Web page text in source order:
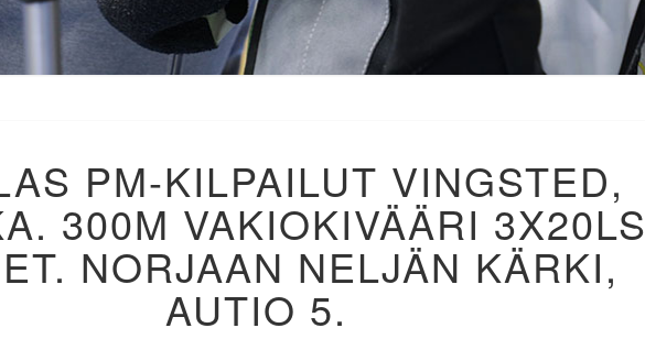
PM-
KILPAILUT
VINGSTED,
TANSKA.
300M
VAKIOKIVÄÄRI
3X20LS
MIEHET.
PM-KILPAILUT VINGSTED,
300M VAKIOKIVÄÄRI 3X20LS
NORJAAN NELJÄN KÄRKI,
AUTIO 5.